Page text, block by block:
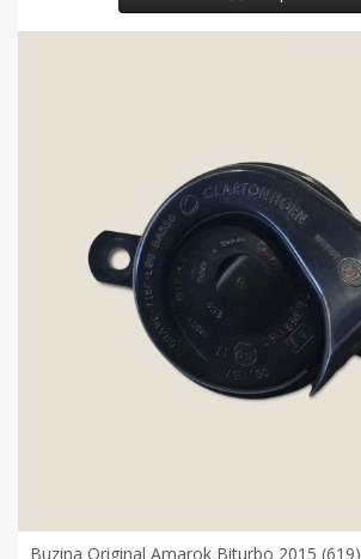
Buzina Original Amarok Biturbo 2015 (619)